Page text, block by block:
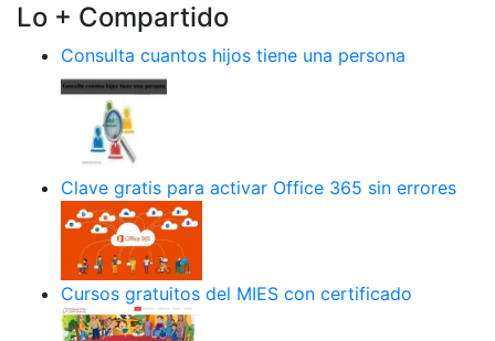
Lo + Compartido
Consulta cuantos hijos tiene una persona
Clave gratis para activar Office 365 sin errores
Cursos gratuitos del MIES con certificado